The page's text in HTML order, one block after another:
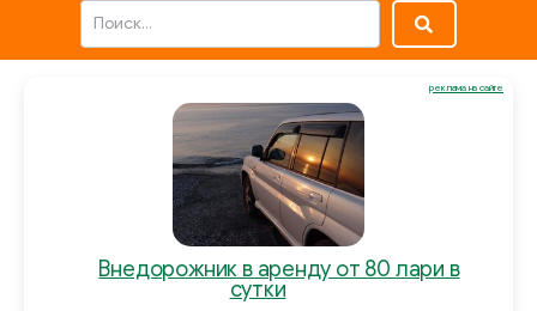
Внедорожник в аренду от 80 лари в
сутки
реклама на сайте